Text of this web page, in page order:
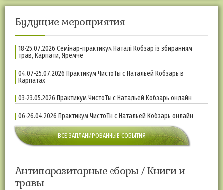
Будущие мероприятия
18-25.07.2026 Семінар-практикум Наталі Кобзар із збиранням
трав, Карпати, Яремче
04.07-25.07.2026 Практикум ЧистоТы с Натальей Кобзарь в
Карпатах
03-23.05.2026 Практикум ЧистоТы с Натальей Кобзарь онлайн
06-26.04.2026 Практикум ЧистоТы с Натальей Кобзарь онлайн
ВСЕ ЗАПЛАНИРОВАННЫЕ СОБЫТИЯ
Антипаразитарные сборы / Книги и
травы